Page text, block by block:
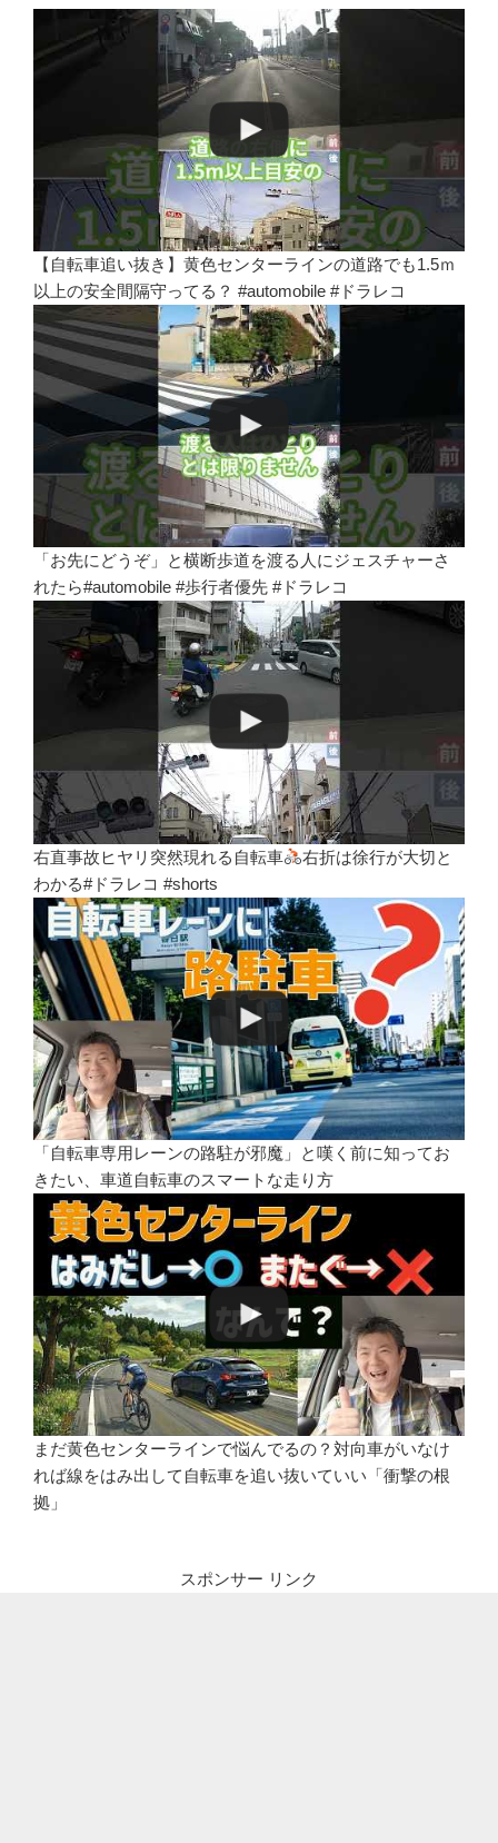
【自転車追い抜き】黄色センターラインの道路でも1.5ｍ
以上の安全間隔守ってる？ #automobile #ドラレコ
「お先にどうぞ」と横断歩道を渡る人にジェスチャーさ
れたら#automobile #歩行者優先 #ドラレコ
右直事故ヒヤリ突然現れる自転車
右折は徐行が大切と
わかる#ドラレコ #shorts
「自転車専用レーンの路駐が邪魔」と嘆く前に知ってお
きたい、車道自転車のスマートな走り方
まだ黄色センターラインで悩んでるの？対向車がいなけ
れば線をはみ出して自転車を追い抜いていい「衝撃の根
拠」
スポンサー リンク